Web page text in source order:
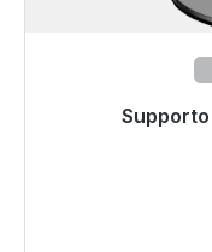
Pronto per la